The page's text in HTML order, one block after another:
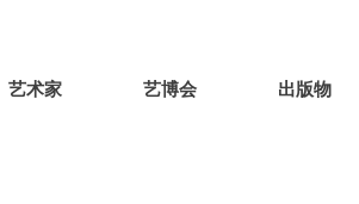
艺术家 艺博会 出版物